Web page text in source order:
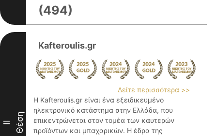
(494)
II Θέση
Kafteroulis.gr
Δείτε περισσότερα >>
Η Kafteroulis.gr είναι ένα εξειδικευμένο
ηλεκτρονικό κατάστημα στην Ελλάδα, που
επικεντρώνεται στον τομέα των καυτερών
προϊόντων και μπαχαρικών. Η έδρα της